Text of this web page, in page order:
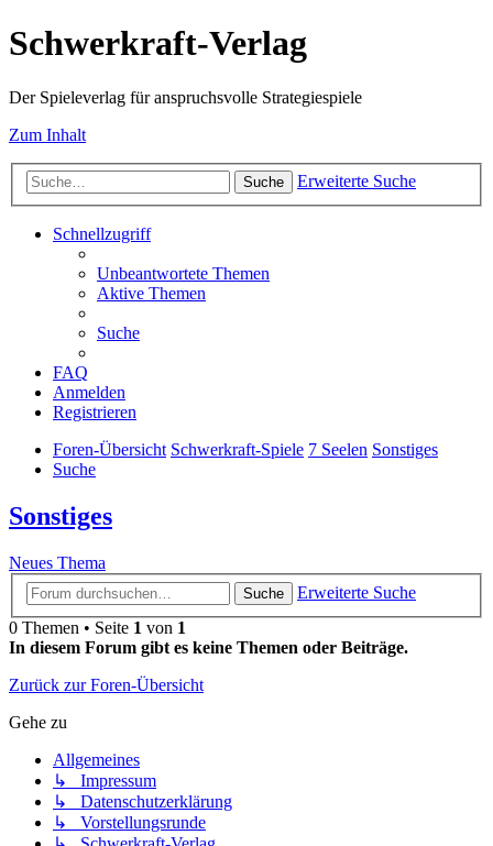
Schwerkraft-Verlag
Der Spieleverlag für anspruchsvolle Strategiespiele
Zum Inhalt
Suche Erweiterte Suche
Schnellzugriff
Unbeantwortete Themen
Aktive Themen
Suche
FAQ
Anmelden
Registrieren
Foren-Übersicht Schwerkraft-Spiele 7 Seelen Sonstiges
Suche
Sonstiges
Neues Thema
Suche
Erweiterte Suche
0 Themen • Seite 1 von 1
In diesem Forum gibt es keine Themen oder Beiträge.
Zurück zur Foren-Übersicht
Gehe zu
Allgemeines
↳ Impressum
↳ Datenschutzerklärung
↳ Vorstellungsrunde